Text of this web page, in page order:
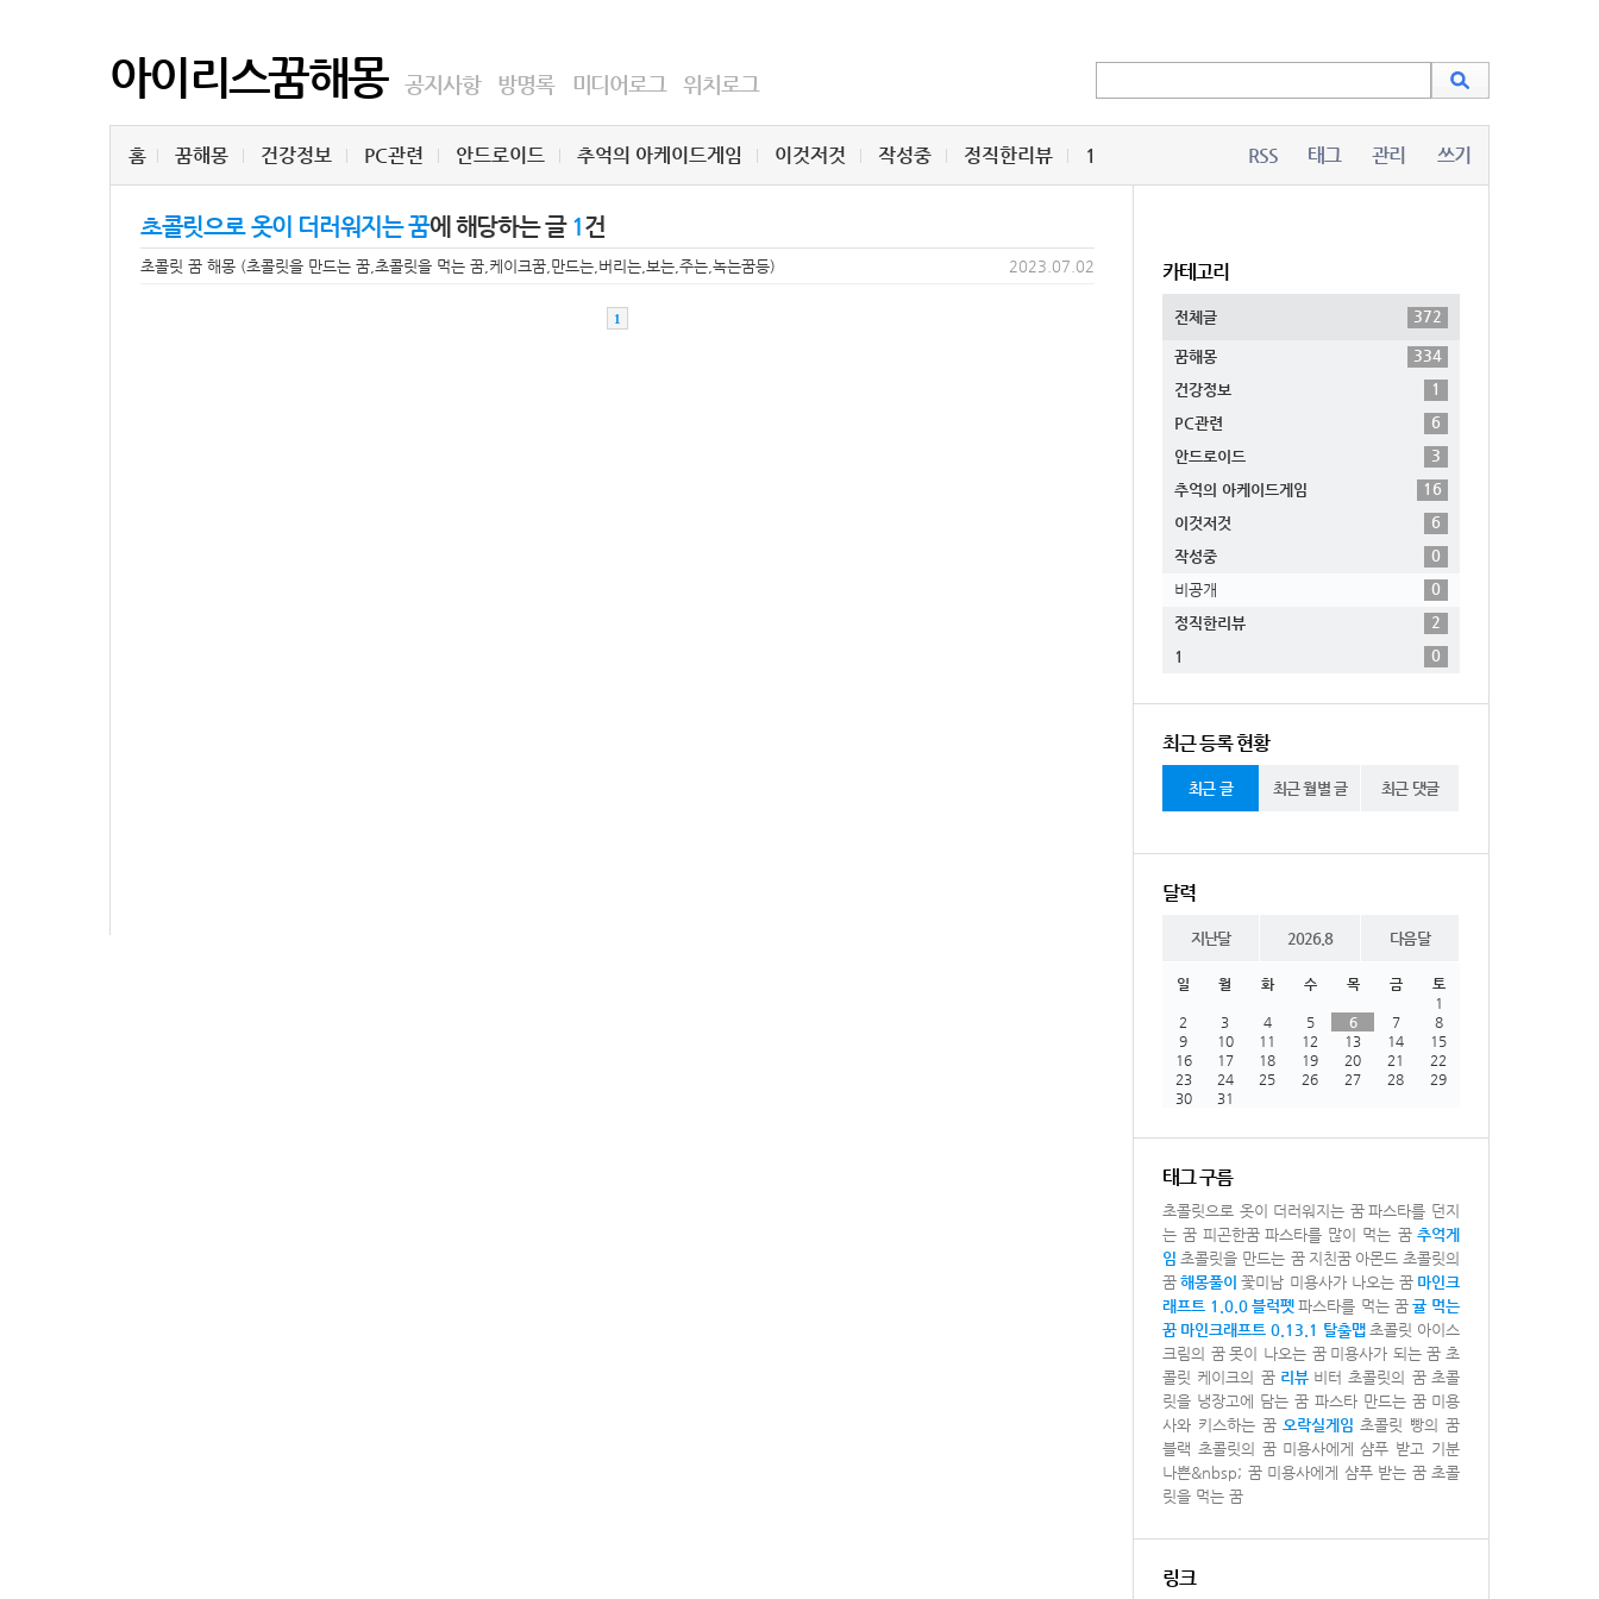
아이리스꿈해몽 공지사항 방명록 미디어로그 위치로그
홈 꿈해몽 건강정보 PC관련 안드로이드 추억의 아케이드게임 이것저것 작성중 정직한리뷰 1 RSS 태그 관리 쓰기
초콜릿으로 옷이 더러워지는 꿈에 해당하는 글 1건
초콜릿 꿈 해몽 (초콜릿을 만드는 꿈,초콜릿을 먹는 꿈,케이크꿈,만드는,버리는,보는,주는,녹는꿈등) 2023.07.02
1
카테고리
전체글 372
꿈해몽
334
건강정보
1
PC관련
6
안드로이드
3
추억의 아케이드게임
16
이것저것
6
작성중
0
비공개
0
정직한리뷰
2
1
0
최근 등록 현황
최근 글 최근 월별 글 최근 댓글
달력
지난달 2026.8 다음달
일 월 화 수 목 금
토
1
2
3 4 5 6 7
8
9
10 11 12 13 14
15
16
17 18 19 20 21
22
23
24 25 26 27 28
29
30
31
태그 구름
초콜릿으로 옷이 더러워지는 꿈 파스타를 던지
는 꿈 피곤한꿈 파스타를 많이 먹는 꿈 추억게
임 초콜릿을 만드는 꿈 지친꿈 아몬드 초콜릿의
꿈 해몽풀이 꽃미남 미용사가 나오는 꿈 마인크
래프트 1.0.0 블럭펫 파스타를 먹는 꿈 귤 먹는
꿈 마인크래프트 0.13.1 탈출맵 초콜릿 아이스
크림의 꿈 못이 나오는 꿈 미용사가 되는 꿈 초
콜릿 케이크의 꿈 리뷰 비터 초콜릿의 꿈 초콜
릿을 냉장고에 담는 꿈 파스타 만드는 꿈 미용
사와 키스하는 꿈 오락실게임 초콜릿 빵의 꿈
블랙 초콜릿의 꿈 미용사에게 샴푸 받고 기분
나쁜&nbsp; 꿈 미용사에게 샴푸 받는 꿈 초콜
릿을 먹는 꿈
링크